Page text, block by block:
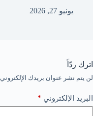
يونيو 27, 2026
اترك ردّاً
لن يتم نشر عنوان بريدك الإلكتروني.
البريد الإلكتروني *